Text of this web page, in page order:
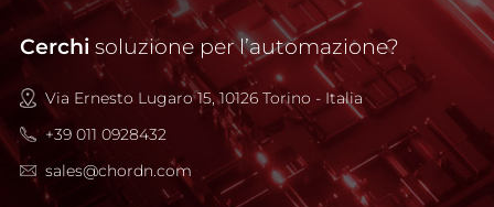
Cerchisoluzione per l’automazione?
Via Ernesto Lugaro 15, 10126 Torino - Italia
+39 011 0928432
sales@chordn.com